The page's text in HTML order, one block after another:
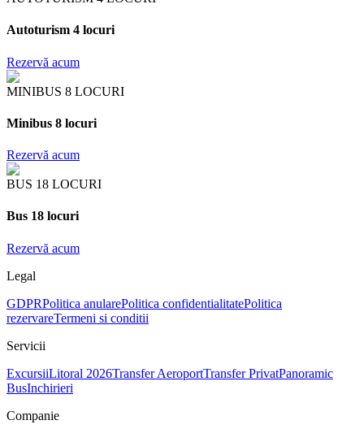
Autoturism 4 locuri
Rezervă acum
MINIBUS 8 LOCURI
Minibus 8 locuri
Rezervă acum
BUS 18 LOCURI
Bus 18 locuri
Rezervă acum
Legal
GDPRPolitica anularePolitica confidentialitatePolitica
rezervareTermeni si conditii
Servicii
ExcursiiLitoral 2026Transfer AeroportTransfer PrivatPanoramic
BusInchirieri
Companie